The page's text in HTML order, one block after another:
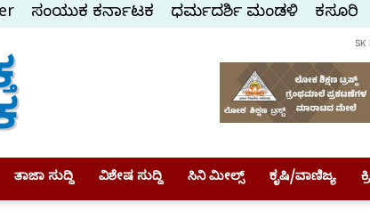
ಸಂಯುಕ್ತ ಕರ್ನಾಟಕ ಧರ್ಮದರ್ಶಿ ಮಂಡಳಿ ಕಸ್ತೂರಿ
SK
ತಾಜಾ ಸುದ್ದಿ ವಿಶೇಷ ಸುದ್ದಿ ಸಿನಿ ಮೀಲ್ಸ್ ಕೃಷಿ/ವಾಣಿಜ್ಯ